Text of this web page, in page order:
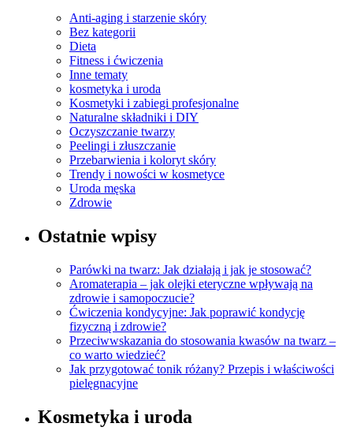
Anti-aging i starzenie skóry
Bez kategorii
Dieta
Fitness i ćwiczenia
Inne tematy
kosmetyka i uroda
Kosmetyki i zabiegi profesjonalne
Naturalne składniki i DIY
Oczyszczanie twarzy
Peelingi i złuszczanie
Przebarwienia i koloryt skóry
Trendy i nowości w kosmetyce
Uroda męska
Zdrowie
Ostatnie wpisy
Parówki na twarz: Jak działają i jak je stosować?
Aromaterapia – jak olejki eteryczne wpływają na
zdrowie i samopoczucie?
Ćwiczenia kondycyjne: Jak poprawić kondycję
fizyczną i zdrowie?
Przeciwwskazania do stosowania kwasów na twarz –
co warto wiedzieć?
Jak przygotować tonik różany? Przepis i właściwości
pielęgnacyjne
Kosmetyka i uroda